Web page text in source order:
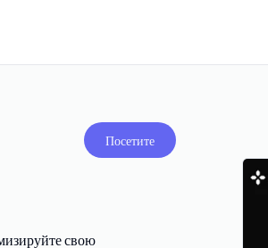
Посетите
свою